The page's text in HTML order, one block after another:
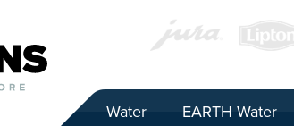
Water EARTH Water